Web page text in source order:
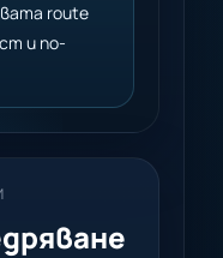
route
и по-